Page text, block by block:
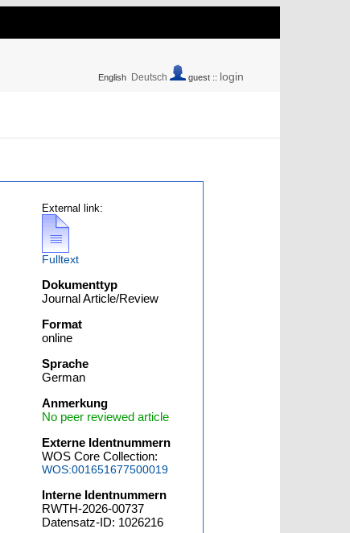
English Deutsch guest :: login
External link:
Fulltext
Dokumenttyp
Journal Article/Review
Format
online
Sprache
German
Anmerkung
No peer reviewed article
Externe Identnummern
WOS Core Collection:
WOS:001651677500019
Interne Identnummern
RWTH-2026-00737
Datensatz-ID: 1026216